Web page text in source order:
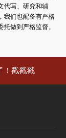
代写、研究和辅
我们也配备有严格
做到严格监督。
！戳戳戳